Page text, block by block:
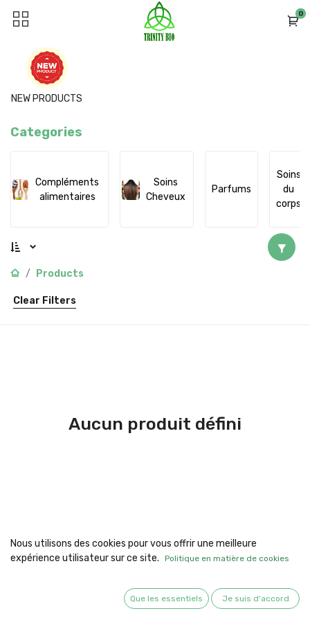
0
NEW PRODUCTS
Categories
Compléments
alimentaires
Soins
Cheveux
Parfums
Soins
du
corps
Products
Clear Filters
Aucun produit défini
Nous utilisons des cookies pour vous offrir une meilleure
expérience utilisateur sur ce site.
Politique en matière de cookies
Que les essentiels Je suis d'accord